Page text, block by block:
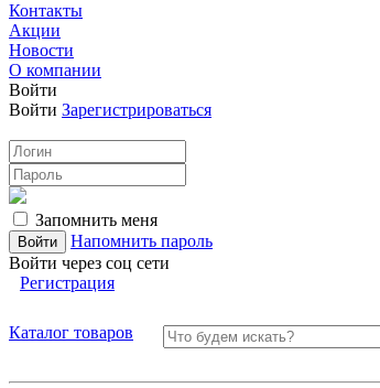
Контакты
Акции
Новости
О компании
Войти
Войти Зарегистрироваться
Запомнить меня
Напомнить пароль
Войти через соц сети
Регистрация
Каталог товаров